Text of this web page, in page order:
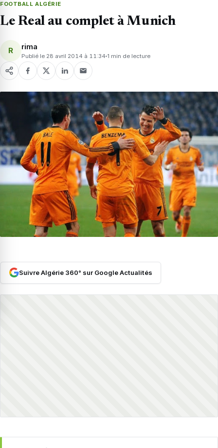
FOOTBALL ALGÉRIE
Le Real au complet à Munich
R rima
Publié le 28 avril 2014 à 11:34 1 min de lecture
Suivre Algérie 360° sur Google Actualités